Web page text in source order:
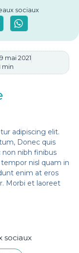
sociaux
mai 2021
min
adipiscing elit.
Donec quis
nibh finibus
nisl quam in
enim at eros
Morbi et laoreet
sociaux